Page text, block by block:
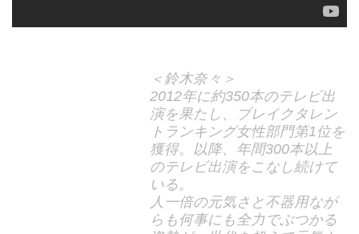
＜鈴木奈々＞
2012年に約350本のテレビ出
演を果たし、ブレイクタレン
トランキング女性部門第1位を
獲得。以降、年間300本以上
のテレビ出演をこなし続けて
いる。
人一倍の元気さと不器用なが
らも何事にも全力でぶつかる